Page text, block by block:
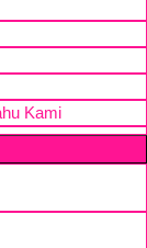
Kami